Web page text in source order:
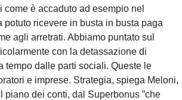
è accaduto ad esempio nel
ricevere in busta in busta paga
agli arretrati. Abbiamo puntato sul
con la detassazione di
tempo dalle parti sociali. Queste le
e imprese. Strategia, spiega Meloni,
dei conti, dal Superbonus ”che